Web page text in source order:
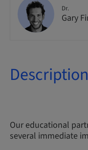
Dr.
Gary
Description
Our educational
several immediate